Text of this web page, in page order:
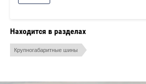
Находится в разделах
Крупногабаритные шины